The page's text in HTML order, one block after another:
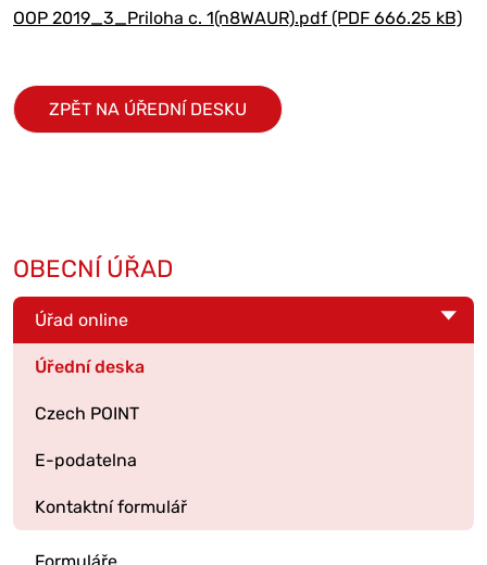
OOP 2019_3_Priloha c. 1(n8WAUR).pdf (PDF 666.25 kB)
ZPĚT NA ÚŘEDNÍ DESKU
OBECNÍ ÚŘAD
Úřad online
Úřední deska
Czech POINT
E-podatelna
Kontaktní formulář
Formuláře